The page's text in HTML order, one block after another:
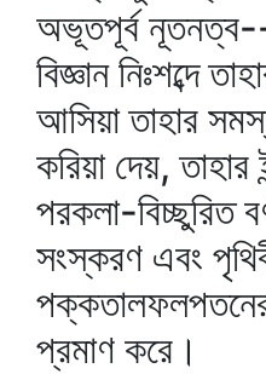
অভূতপূর্ব
বিজ্ঞান নিঃশব্দে
আসিয়া তাহার
করিয়া দেয়, তাহার
পরকলা-বিচ্ছুরিত
সংস্করণ এবং
পক্কতালফলপতনের
প্রমাণ করে।